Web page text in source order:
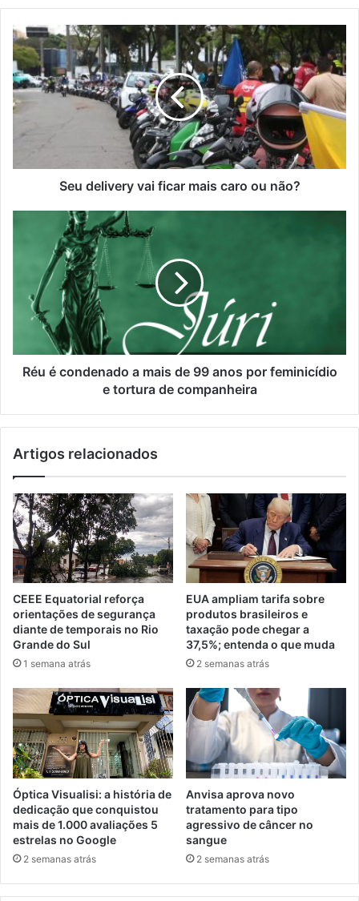
Seu delivery vai ficar mais caro ou não?
Réu é condenado a mais de 99 anos por feminicídio
e tortura de companheira
Artigos relacionados
CEEE Equatorial reforça
orientações de segurança
diante de temporais no Rio
Grande do Sul
1 semana atrás
EUA ampliam tarifa sobre
produtos brasileiros e
taxação pode chegar a
37,5%; entenda o que muda
2 semanas atrás
Óptica Visualisi: a história de
dedicação que conquistou
mais de 1.000 avaliações 5
estrelas no Google
2 semanas atrás
Anvisa aprova novo
tratamento para tipo
agressivo de câncer no
sangue
2 semanas atrás